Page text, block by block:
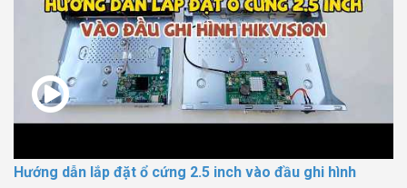
Hướng dẫn lắp đặt ổ cứng 2.5 inch vào đầu ghi hình